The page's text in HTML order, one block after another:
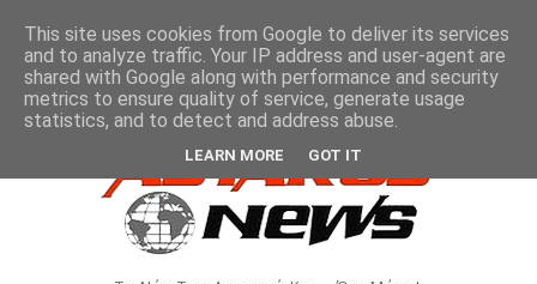
2026 ΑΣΤΑΚΌΣ Όρθρος και Θεία Λειτουργία στην
This site uses cookies from Google to deliver its services
and to analyze traffic. Your IP address and user-agent are
shared with Google along with performance and security
metrics to ensure quality of service, generate usage
statistics, and to detect and address abuse.
LEARN MORE GOT IT